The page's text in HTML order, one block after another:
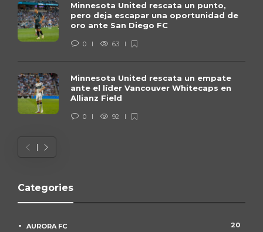
Minnesota United rescata un punto,
pero deja escapar una oportunidad de
oro ante San Diego FC
0 63
Minnesota United rescata un empate
ante el líder Vancouver Whitecaps en
Allianz Field
0 92
Categories
AURORA FC 20